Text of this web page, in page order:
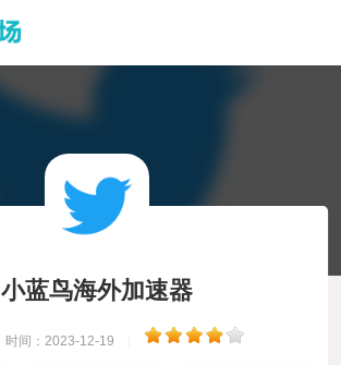
小蓝鸟海外加速器
时间：2023-12-19